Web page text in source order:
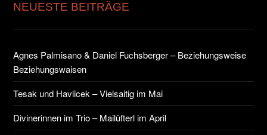
NEUESTE BEITRÄGE
Agnes Palmisano & Daniel Fuchsberger – Beziehungsweise
Beziehungswaisen
Tesak und Havlicek – Vielsaitig im Mai
Divinerinnen im Trio – Mailüfterl im April